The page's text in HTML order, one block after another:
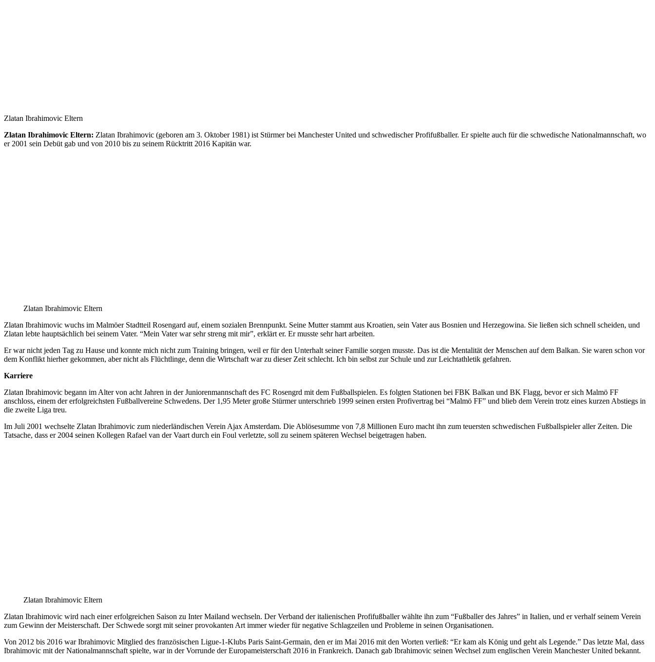
Zlatan Ibrahimovic Eltern
Zlatan Ibrahimovic Eltern: Zlatan Ibrahimovic (geboren am 3. Oktober 1981) ist Stürmer bei Manchester United und schwedischer Profifußballer. Er spielte auch für die schwedische Nationalmannschaft, wo
er 2001 sein Debüt gab und von 2010 bis zu seinem Rücktritt 2016 Kapitän war.
Zlatan Ibrahimovic Eltern
Zlatan Ibrahimovic wuchs im Malmöer Stadtteil Rosengard auf, einem sozialen Brennpunkt. Seine Mutter stammt aus Kroatien, sein Vater aus Bosnien und Herzegowina. Sie ließen sich schnell scheiden, und
Zlatan lebte hauptsächlich bei seinem Vater. “Mein Vater war sehr streng mit mir”, erklärt er. Er musste sehr hart arbeiten.
Er war nicht jeden Tag zu Hause und konnte mich nicht zum Training bringen, weil er für den Unterhalt seiner Familie sorgen musste. Das ist die Mentalität der Menschen auf dem Balkan. Sie waren schon vor
dem Konflikt hierher gekommen, aber nicht als Flüchtlinge, denn die Wirtschaft war zu dieser Zeit schlecht. Ich bin selbst zur Schule und zur Leichtathletik gefahren.
Karriere
Zlatan Ibrahimovic begann im Alter von acht Jahren in der Juniorenmannschaft des FC Rosengrd mit dem Fußballspielen. Es folgten Stationen bei FBK Balkan und BK Flagg, bevor er sich Malmö FF
anschloss, einem der erfolgreichsten Fußballvereine Schwedens. Der 1,95 Meter große Stürmer unterschrieb 1999 seinen ersten Profivertrag bei “Malmö FF” und blieb dem Verein trotz eines kurzen Abstiegs in
die zweite Liga treu.
Im Juli 2001 wechselte Zlatan Ibrahimovic zum niederländischen Verein Ajax Amsterdam. Die Ablösesumme von 7,8 Millionen Euro macht ihn zum teuersten schwedischen Fußballspieler aller Zeiten. Die
Tatsache, dass er 2004 seinen Kollegen Rafael van der Vaart durch ein Foul verletzte, soll zu seinem späteren Wechsel beigetragen haben.
Zlatan Ibrahimovic Eltern
Zlatan Ibrahimovic wird nach einer erfolgreichen Saison zu Inter Mailand wechseln. Der Verband der italienischen Profifußballer wählte ihn zum “Fußballer des Jahres” in Italien, und er verhalf seinem Verein
zum Gewinn der Meisterschaft. Der Schwede sorgt mit seiner provokanten Art immer wieder für negative Schlagzeilen und Probleme in seinen Organisationen.
Von 2012 bis 2016 war Ibrahimovic Mitglied des französischen Ligue-1-Klubs Paris Saint-Germain, den er im Mai 2016 mit den Worten verließ: “Er kam als König und geht als Legende.” Das letzte Mal, dass
Ibrahimovic mit der Nationalmannschaft spielte, war in der Vorrunde der Europameisterschaft 2016 in Frankreich. Danach gab Ibrahimovic seinen Wechsel zum englischen Verein Manchester United bekannt.